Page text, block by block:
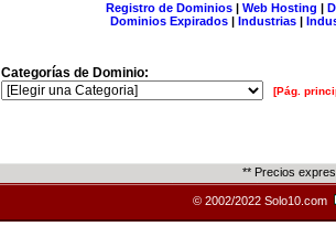
Registro de Dominios| Web Hosting |
Dominios Expirados | Industrias |
Categorías de Dominio:
[Pág.
** Precios
© 2002/2022 Solo10.com